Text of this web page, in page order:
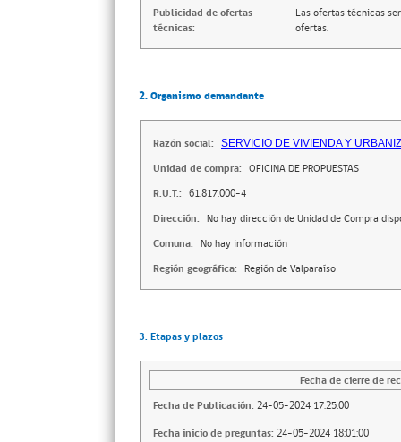
Publicidad de ofertas
técnicas:
Las ofertas técnicas
ofertas.
2. Organismo demandante
Razón social: SERVICIO DE VIVIENDA Y
Unidad de compra: OFICINA DE PROPUESTAS
R.U.T.: 61.817.000-4
Dirección: No hay dirección de Unidad de Compra
Comuna: No hay información
Región geográfica: Región de Valparaíso
3. Etapas y plazos
Fecha de cierre de
Fecha de Publicación: 24-05-2024 17:25:00
Fecha inicio de preguntas: 24-05-2024 18:01:00